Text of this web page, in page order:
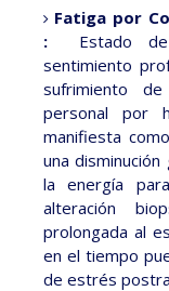
Fatiga por
:
Estado
sentimiento
sufrimiento
personal por
manifiesta
una
la energía
alteración
prolongada al
en el tiempo
de estrés